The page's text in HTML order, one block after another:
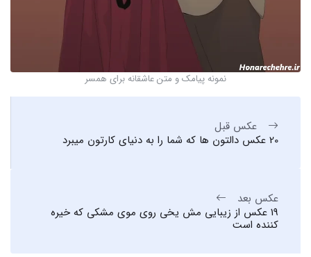
نمونه پیامک و متن عاشقانه برای همسر
عکس قبل
20 عکس دالتون ها که شما را به دنیای کارتون میبرد
عکس بعد
19 عکس از زیبایی مش یخی روی موی مشکی که خیره
کننده است